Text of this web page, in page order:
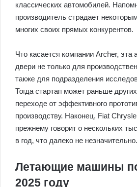
классических автомобилей.
производитель страдает
многих своих прямых конкурентов.
Что касается компании Archer, эта
двери не только для
также для подразделения
Тогда стартап может раньше
переходе от эффективного
производству. Наконец, Fiat
прежнему говорит о нескольких
в год, что далеко не незначительно.
Летающие машины
2025 году